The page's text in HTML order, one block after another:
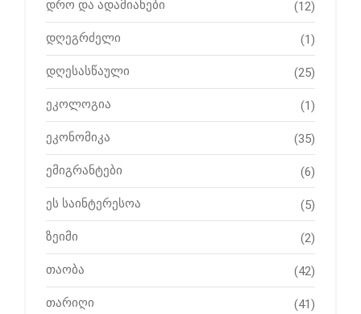
დრო და ადამიანები (12)
დღეგრძელი (1)
დღესასწაული (25)
ეკოლოგია (1)
ეკონომიკა (35)
ემიგრანტები (6)
ეს საინტერესოა (5)
ზეიმი (2)
თაობა (42)
თარიღი (41)